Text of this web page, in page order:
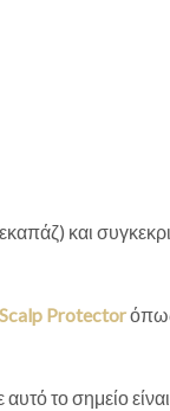
και
Protector
το σημείο